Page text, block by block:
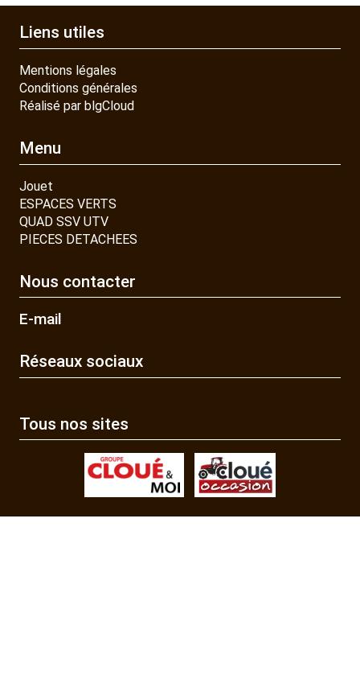
Liens utiles
Mentions légales
Conditions générales
Réalisé par blgCloud
Menu
Jouet
ESPACES VERTS
QUAD SSV UTV
PIECES DETACHEES
Nous contacter
E-mail
Réseaux sociaux
Tous nos sites